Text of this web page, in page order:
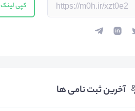
کپی لینک
آخرین ثبت نامی ها